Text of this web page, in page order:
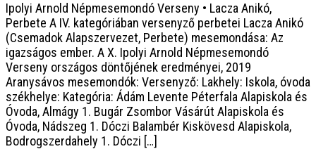
Ipolyi Arnold Népmesemondó Verseny • Lacza Anikó,
Perbete A IV. kategóriában versenyző perbetei Lacza Anikó
(Csemadok Alapszervezet, Perbete) mesemondása: Az
igazságos ember. A X. Ipolyi Arnold Népmesemondó
Verseny országos döntőjének eredményei, 2019
Aranysávos mesemondók: Versenyző: Lakhely: Iskola, óvoda
székhelye: Kategória: Ádám Levente Péterfala Alapiskola és
Óvoda, Almágy 1. Bugár Zsombor Vásárút Alapiskola és
Óvoda, Nádszeg 1. Dóczi Balambér Kiskövesd Alapiskola,
Bodrogszerdahely 1. Dóczi […]